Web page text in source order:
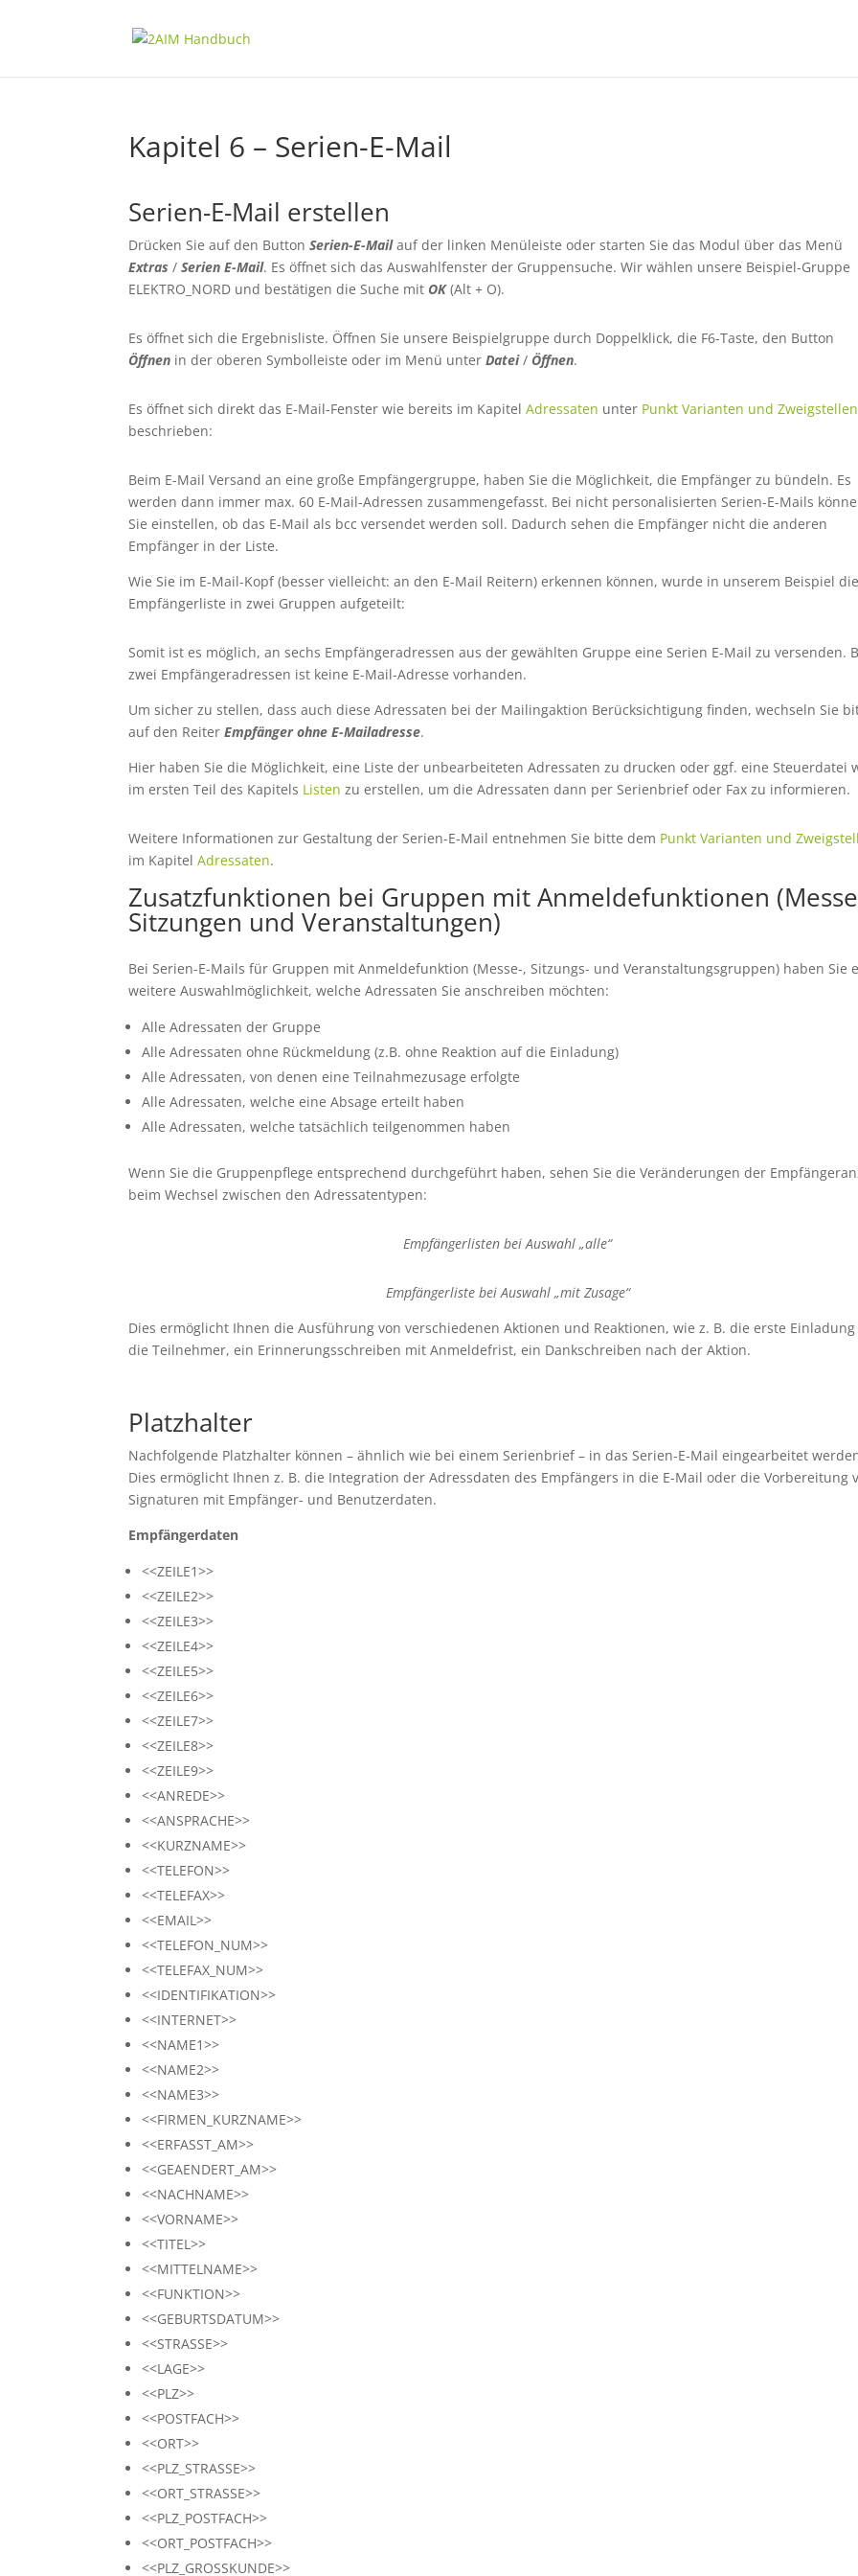
Kapitel 6 – Serien-E-Mail
Serien-E-Mail erstellen
Drücken Sie auf den ButtonSerien-E-Mailauf der linken Menüleiste oder starten Sie das Modul über das Menü
Extras /Serien E-Mail. Es öffnet sich das Auswahlfenster der Gruppensuche. Wir wählen unsere Beispiel-Gruppe
ELEKTRO_NORD und bestätigen die Suche mit OK(Alt + O).
Es öffnet sich die Ergebnisliste. Öffnen Sie unsere Beispielgruppe durch Doppelklick, die F6-Taste, den Button
Öffnen in der oberen Symbolleiste oder im Menü unterDatei/ Öffnen.
Es öffnet sich direkt das E-Mail-Fenster wie bereits im KapitelAdressaten unter Punkt Varianten und Zweigstellen
beschrieben:
Beim E-Mail Versand an eine große Empfängergruppe, haben Sie die Möglichkeit, die Empfänger zu bündeln. Es
werden dann immer max. 60 E-Mail-Adressen zusammengefasst. Bei nicht personalisierten Serien-E-Mails
Sie einstellen, ob das E-Mail als bcc versendet werden soll. Dadurch sehen die Empfänger nicht die anderen
Empfänger in der Liste.
Wie Sie im E-Mail-Kopf (besser vielleicht: an den E-Mail Reitern) erkennen können, wurde in unserem Beispiel die
Empfängerliste in zwei Gruppen aufgeteilt:
Somit ist es möglich, an sechs Empfängeradressen aus der gewählten Gruppe eine Serien E-Mail zu versenden.
zwei Empfängeradressen ist keine E-Mail-Adresse vorhanden.
Um sicher zu stellen, dass auch diese Adressaten bei der Mailingaktion Berücksichtigung finden, wechseln Sie
auf den ReiterEmpfänger ohne E-Mailadresse.
Hier haben Sie die Möglichkeit, eine Liste der unbearbeiteten Adressaten zu drucken oder ggf. eine Steuerdatei
im ersten Teil des Kapitels Listen zu erstellen, um die Adressaten dann per Serienbrief oder Fax zu informieren.
Weitere Informationen zur Gestaltung der Serien-E-Mail entnehmen Sie bitte dem Punkt Varianten und
im KapitelAdressaten.
Zusatzfunktionen bei Gruppen mit Anmeldefunktionen
Sitzungen und Veranstaltungen)
Bei Serien-E-Mails für Gruppen mit Anmeldefunktion (Messe-, Sitzungs- und Veranstaltungsgruppen) haben Sie
weitere Auswahlmöglichkeit, welche Adressaten Sie anschreiben möchten:
Alle Adressaten der Gruppe
Alle Adressaten ohne Rückmeldung (z.B. ohne Reaktion auf die Einladung)
Alle Adressaten, von denen eine Teilnahmezusage erfolgte
Alle Adressaten, welche eine Absage erteilt haben
Alle Adressaten, welche tatsächlich teilgenommen haben
Wenn Sie die Gruppenpflege entsprechend durchgeführt haben, sehen Sie die Veränderungen der
beim Wechsel zwischen den Adressatentypen:
Empfängerlisten bei Auswahl „alle“
Empfängerliste bei Auswahl „mit Zusage“
Dies ermöglicht Ihnen die Ausführung von verschiedenen Aktionen und Reaktionen, wie z. B. die erste Einladung
die Teilnehmer, ein Erinnerungsschreiben mit Anmeldefrist, ein Dankschreiben nach der Aktion.
Platzhalter
Nachfolgende Platzhalter können – ähnlich wie bei einem Serienbrief – in das Serien-E-Mail eingearbeitet
Dies ermöglicht Ihnen z. B. die Integration der Adressdaten des Empfängers in die E-Mail oder die Vorbereitung
Signaturen mit Empfänger- und Benutzerdaten.
Empfängerdaten
<<ZEILE1>>
<<ZEILE2>>
<<ZEILE3>>
<<ZEILE4>>
<<ZEILE5>>
<<ZEILE6>>
<<ZEILE7>>
<<ZEILE8>>
<<ZEILE9>>
<<ANREDE>>
<<ANSPRACHE>>
<<KURZNAME>>
<<TELEFON>>
<<TELEFAX>>
<<EMAIL>>
<<TELEFON_NUM>>
<<TELEFAX_NUM>>
<<IDENTIFIKATION>>
<<INTERNET>>
<<NAME1>>
<<NAME2>>
<<NAME3>>
<<FIRMEN_KURZNAME>>
<<ERFASST_AM>>
<<GEAENDERT_AM>>
<<NACHNAME>>
<<VORNAME>>
<<TITEL>>
<<MITTELNAME>>
<<FUNKTION>>
<<GEBURTSDATUM>>
<<STRASSE>>
<<LAGE>>
<<PLZ>>
<<POSTFACH>>
<<ORT>>
<<PLZ_STRASSE>>
<<ORT_STRASSE>>
<<PLZ_POSTFACH>>
<<ORT_POSTFACH>>
<<PLZ_GROSSKUNDE>>